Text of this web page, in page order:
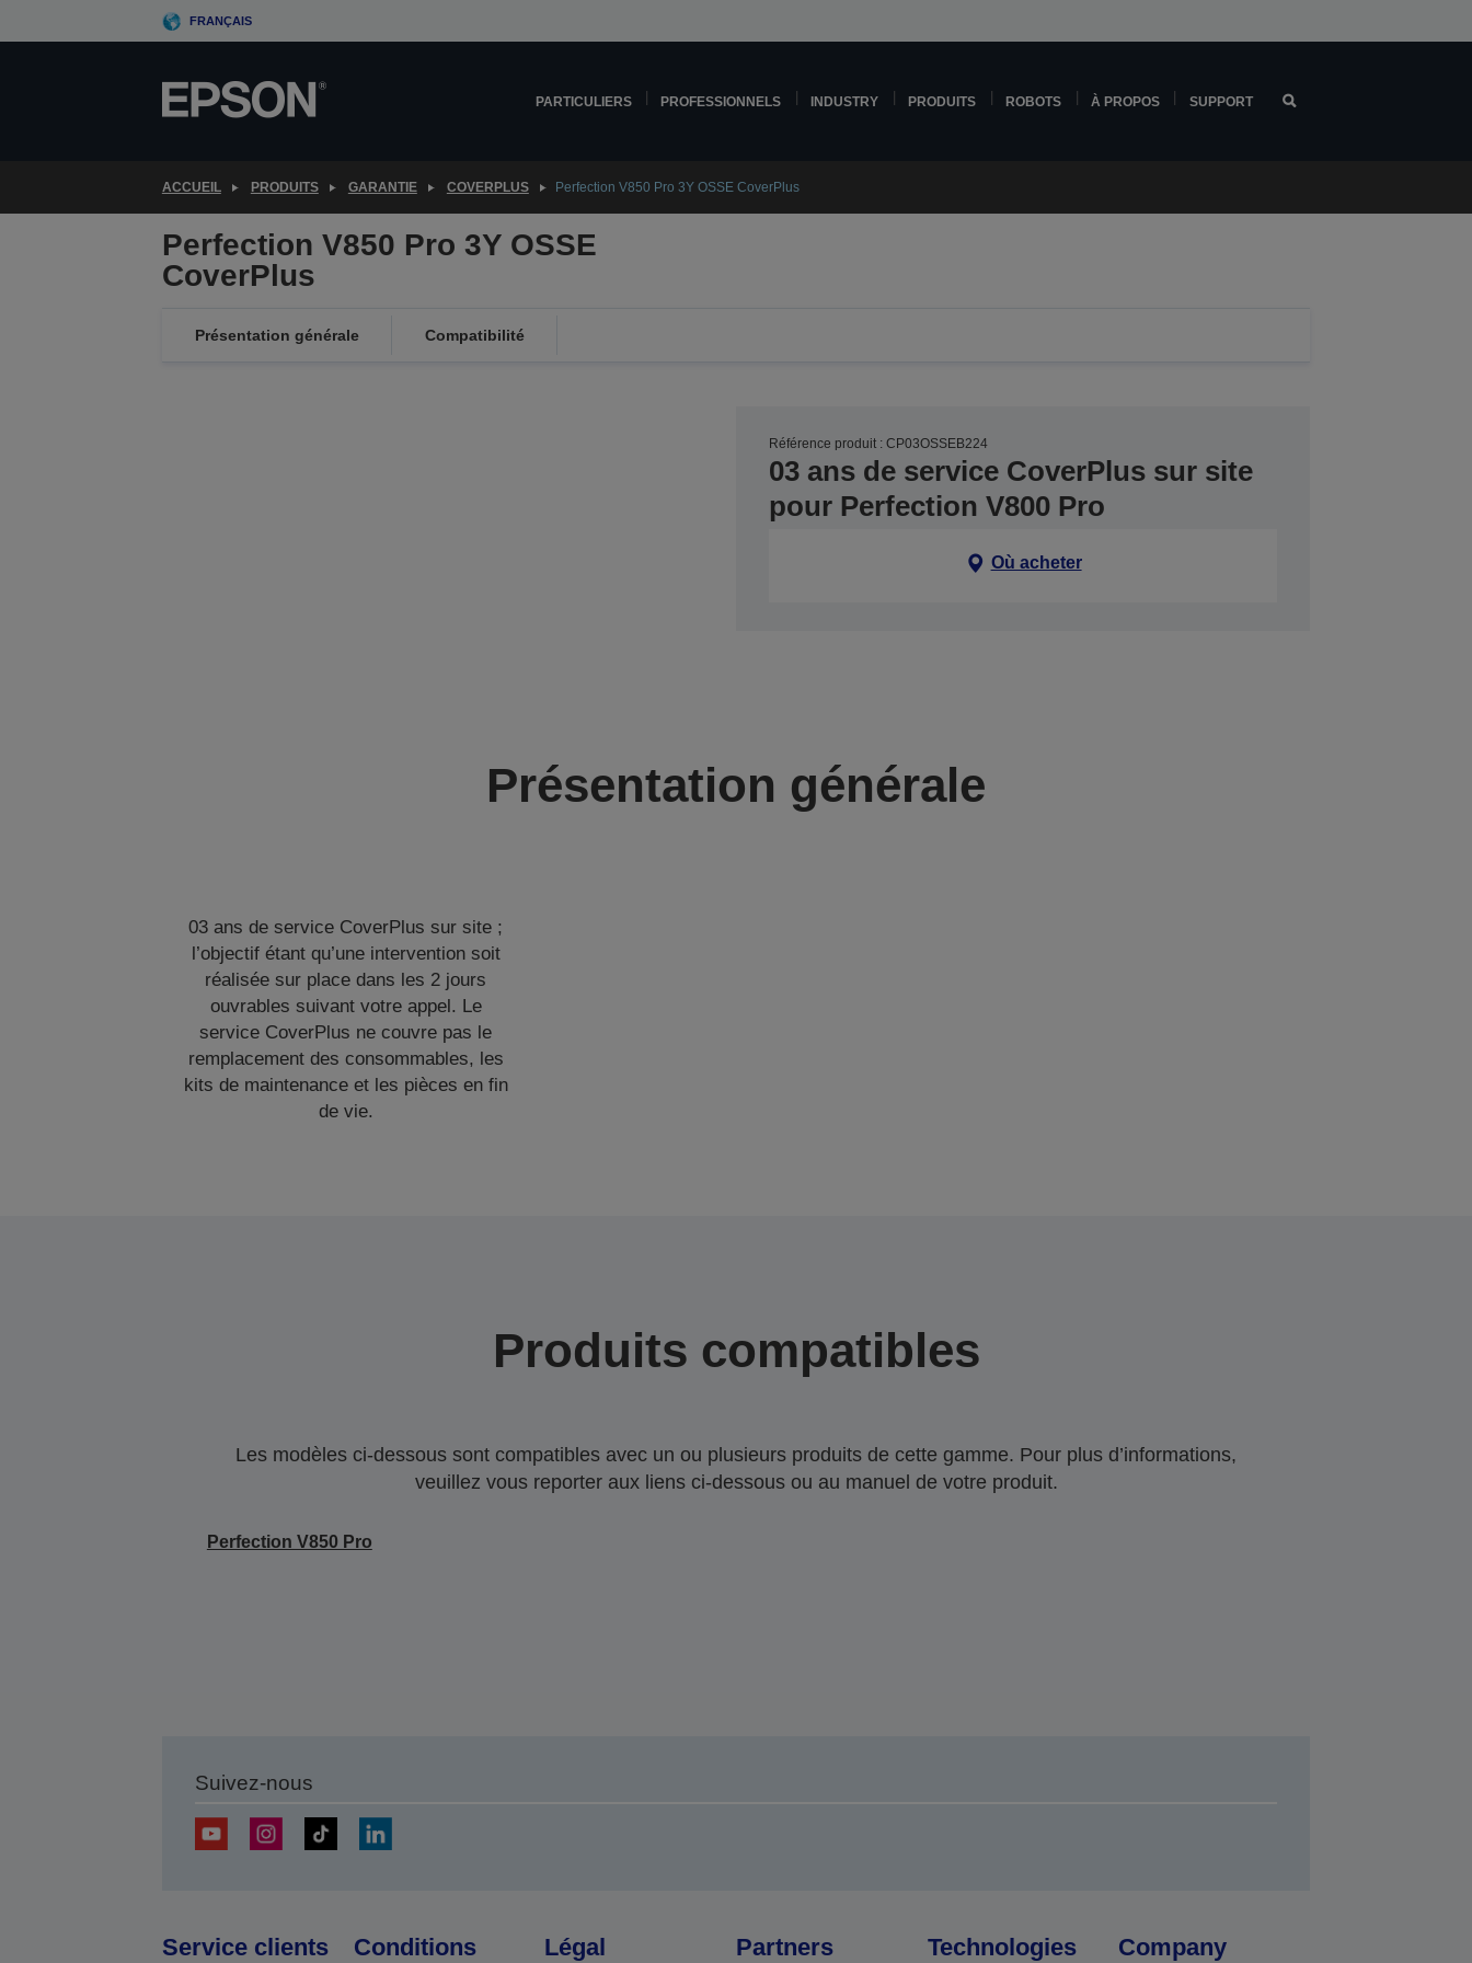
to
FRANÇAIS
PARTICULIERS PROFESSIONNELS INDUSTRY PRODUITS ROBOTS À PROPOS SUPPORT
ACCUEIL PRODUITS GARANTIE COVERPLUS Perfection V850 Pro 3Y OSSE CoverPlus
Perfection V850 Pro 3Y OSSE
CoverPlus
Présentation générale Compatibilité
Référence produit : CP03OSSEB224
03 ans de service CoverPlus sur site
pour Perfection V800 Pro
Où acheter
Présentation générale
03 ans de service CoverPlus sur site ;
l’objectif étant qu’une intervention soit
réalisée sur place dans les 2 jours
ouvrables suivant votre appel. Le
service CoverPlus ne couvre pas le
remplacement des consommables, les
kits de maintenance et les pièces en fin
de vie.
Produits compatibles
Les modèles ci-dessous sont compatibles avec un ou plusieurs produits de cette gamme. Pour plus d’informations,
veuillez vous reporter aux liens ci-dessous ou au manuel de votre produit.
Perfection V850 Pro
Suivez-nous
Service clients
Conditions
Légal Partners Technologies Company